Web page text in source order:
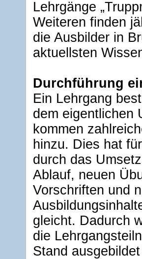
Lehrgänge
Weiteren finden
die Ausbilder in
aktuellsten
Durchführung
Ein Lehrgang
dem eigentlichen
kommen
hinzu. Dies hat
durch das
Ablauf, neuen
Vorschriften und
gleicht. Dadurch
die
Stand